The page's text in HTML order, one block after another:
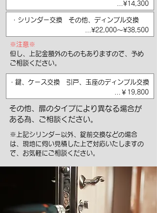
…¥14,300
・シリンダー交換 その他、ディンプル交換
…¥22,000～¥38,500
※注意※
但し、
上記金額外のものもありますので、予め
ご相談ください。
・鍵、ケース交換 引戸、玉座のディンプル交換
…￥19,800
その他、扉のタイプにより異なる場合が
ある為、ご相談ください。
※上記シリンダー以外、錠前交換などの場合
は、現地に伺い見積した上で対応いたしますの
で、お気軽にご相談ください。